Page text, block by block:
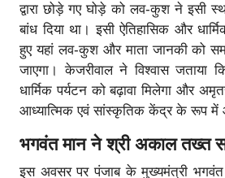
द्वारा छोड़े गए घोड़े को लव-कुश ने इसी
बांध दिया था। इसी ऐतिहासिक और
हुए यहां लव-कुश और माता जानकी को
जाएगा। केजरीवाल ने विश्वास जताया
धार्मिक पर्यटन को बढ़ावा मिलेगा और
आध्यात्मिक एवं सांस्कृतिक केंद्र के रूप में
भगवंत मान ने श्री अकाल तख्त
इस अवसर पर पंजाब के मुख्यमंत्री